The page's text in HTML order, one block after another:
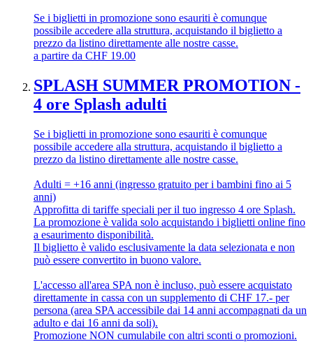
Se i biglietti in promozione sono esauriti è comunque
possibile accedere alla struttura, acquistando il biglietto a
prezzo da listino direttamente alle nostre casse.
a partire da CHF 19.00
SPLASH SUMMER PROMOTION -
4 ore Splash adulti
Se i biglietti in promozione sono esauriti è comunque
possibile accedere alla struttura, acquistando il biglietto a
prezzo da listino direttamente alle nostre casse.
Adulti = +16 anni (ingresso gratuito per i bambini fino ai 5
anni)
Approfitta di tariffe speciali per il tuo ingresso 4 ore Splash.
La promozione è valida solo acquistando i biglietti online fino
a esaurimento disponibilità.
Il biglietto è valido esclusivamente la data selezionata e non
può essere convertito in buono valore.
L'accesso all'area SPA non è incluso, può essere acquistato
direttamente in cassa con un supplemento di CHF 17.- per
persona (area SPA accessibile dai 14 anni accompagnati da un
adulto e dai 16 anni da soli).
Promozione NON cumulabile con altri sconti o promozioni.